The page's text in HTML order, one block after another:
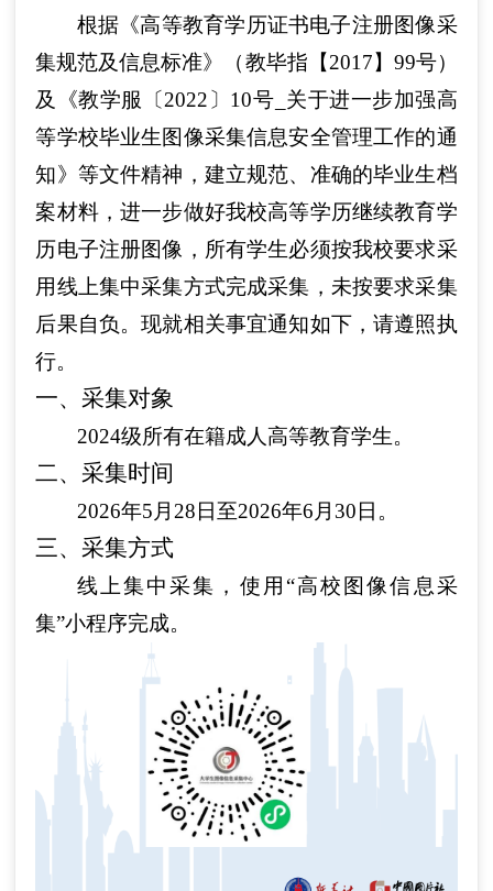
根据《高等教育学历证书电子注册图像采
集规范及信息标准》（教毕指【2017】99号）
及《教学服〔2022〕10号_关于进一步加强高
等学校毕业生图像采集信息安全管理工作的通
知》等文件精神，建立规范、准确的毕业生档
案材料，进一步做好我校高等学历继续教育学
历电子注册图像，所有学生必须按我校要求采
用线上集中采集方式完成采集，未按要求采集
后果自负。现就相关事宜通知如下，请遵照执
行。
一、采集对象
2024级所有在籍成人高等教育学生。
二、采集时间
2026年5 月 28 日至2026年6月 30 日。
三、采集方式
线上集中采集，使用 “高校图像信息采
集”小程序完成。